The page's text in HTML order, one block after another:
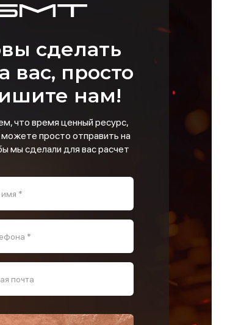
сделать
вас, просто
нам!
что время ценный ресурс,
просто отправить на
мы сделали для вас расчет
*
*
почта